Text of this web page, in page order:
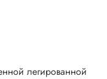
легированной